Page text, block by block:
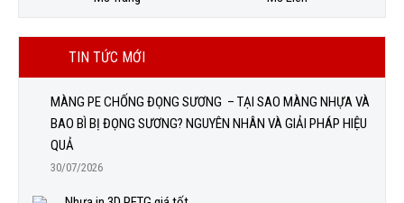
TIN TỨC MỚI
MÀNG PE CHỐNG ĐỌNG SƯƠNG – TẠI SAO MÀNG NHỰA VÀ
BAO BÌ BỊ ĐỌNG SƯƠNG? NGUYÊN NHÂN VÀ GIẢI PHÁP HIỆU
QUẢ
30/07/2026